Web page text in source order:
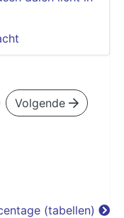
Volgende
(tabellen)